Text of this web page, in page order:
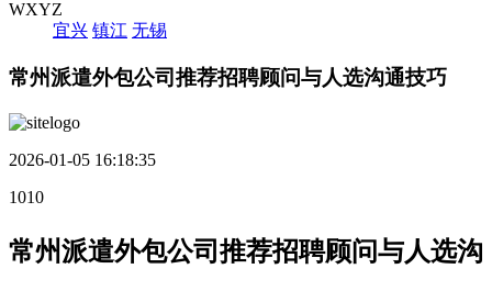
WXYZ
宜兴 镇江 无锡
常州派遣外包公司推荐招聘顾问与人选沟通技巧
2026-01-05 16:18:35
1010
常州派遣外包公司推荐招聘顾问与人选沟